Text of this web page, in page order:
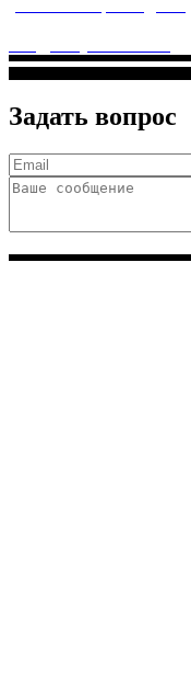
Задать вопрос